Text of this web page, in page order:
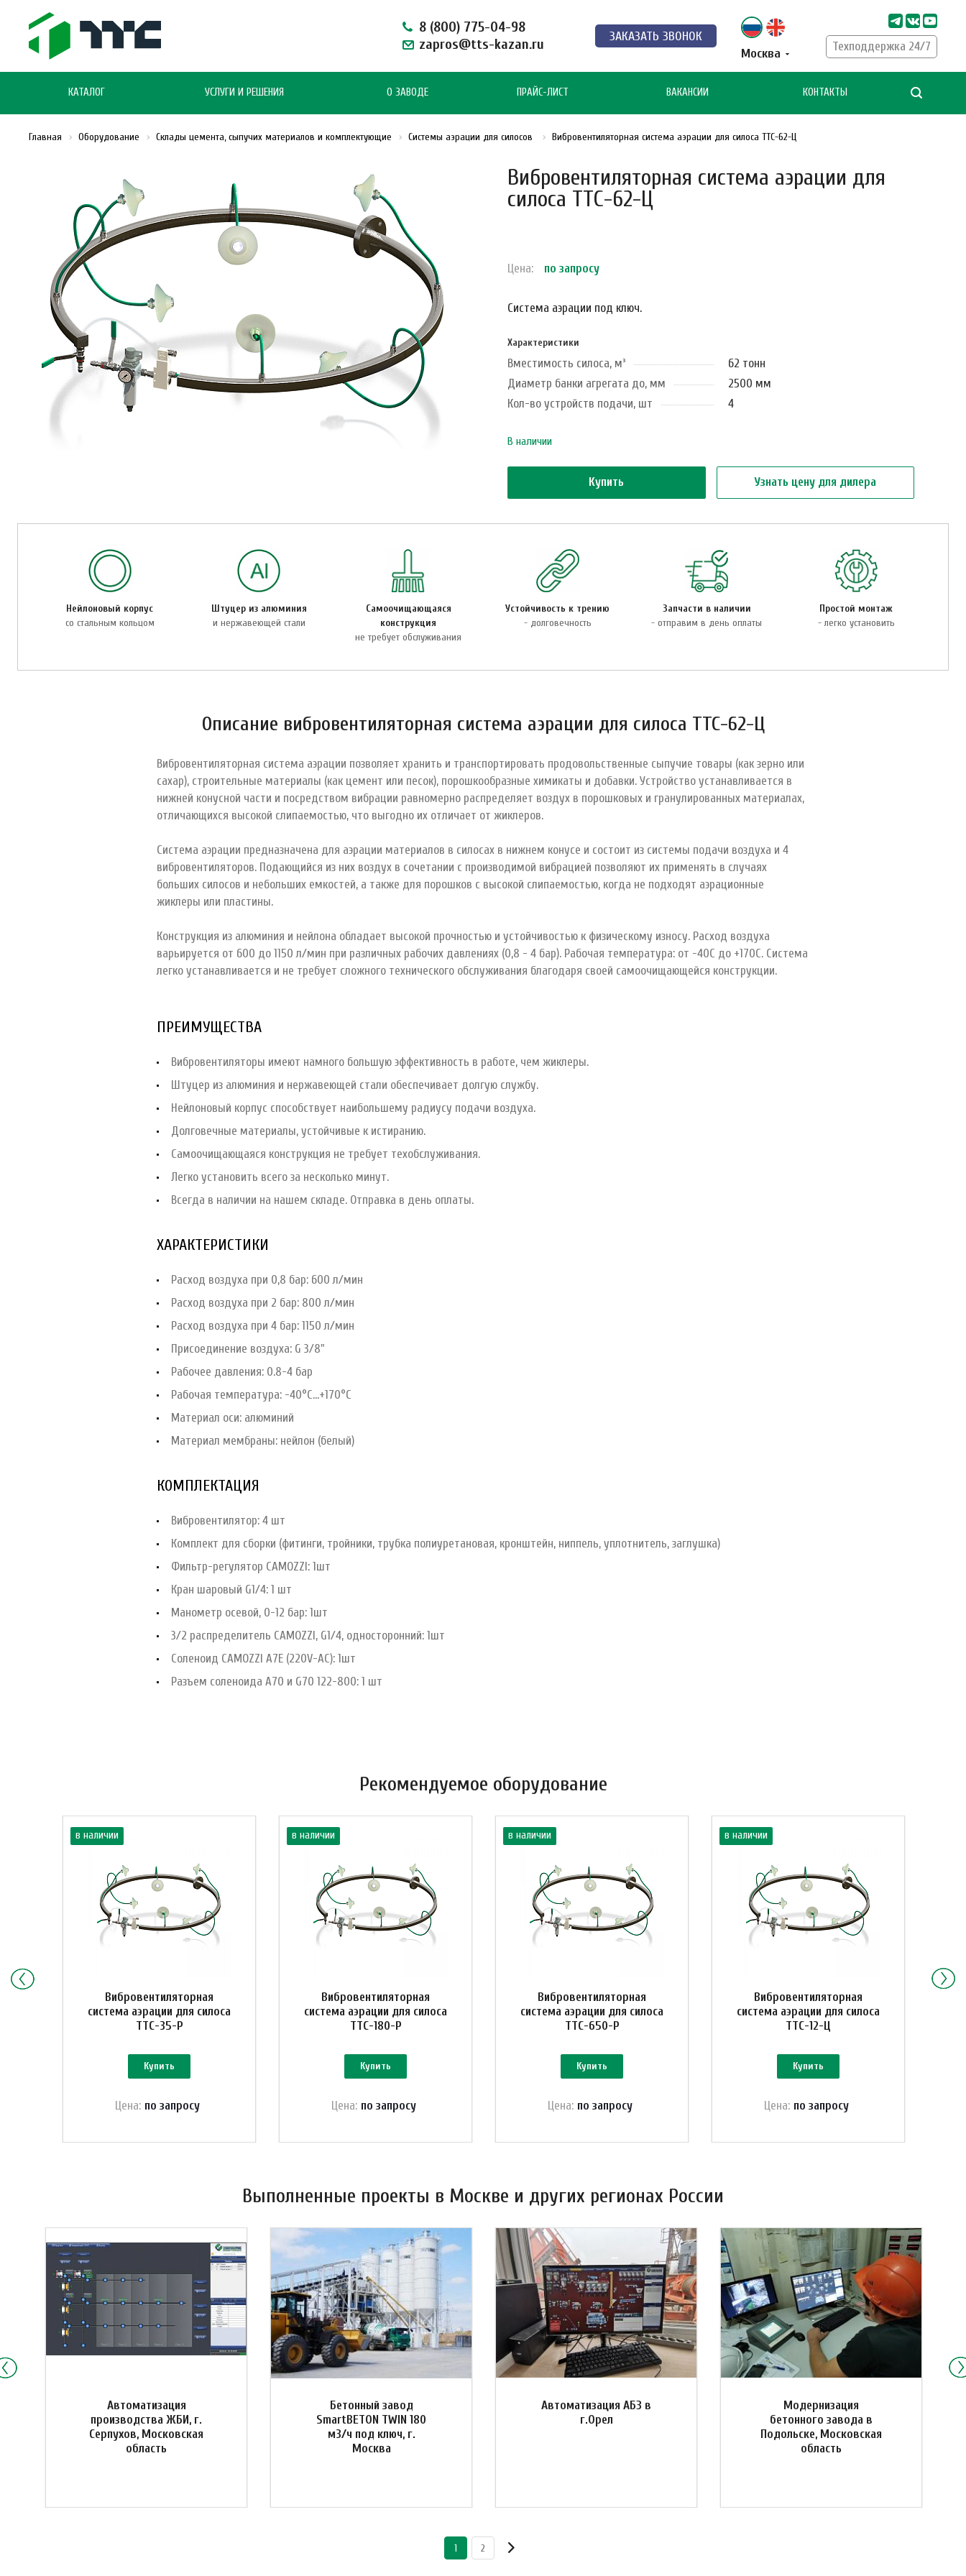
8 (800) 775-04-98
zapros@tts-kazan.ru
ЗАКАЗАТЬ ЗВОНОК
Москва
Техподдержка 24/7
КАТАЛОГ УСЛУГИ И РЕШЕНИЯ О ЗАВОДЕ ПРАЙС-ЛИСТ ВАКАНСИИ КОНТАКТЫ
Главная Оборудование Склады цемента, сыпучих материалов и комплектующие Системы аэрации для силосов Вибровентиляторная система аэрации для силоса ТТС-62-Ц
Вибровентиляторная система аэрации для
силоса ТТС-62-Ц
Цена: по запросу
Система аэрации под ключ.
Характеристики
Вместимость силоса, м³
62 тонн
Диаметр банки агрегата до, мм
2500 мм
Кол-во устройств подачи, шт
4
В наличии
Купить Узнать цену для дилера
Нейлоновый корпус
со стальным кольцом
Штуцер из алюминия
и нержавеющей стали
Самоочищающаяся
конструкция
не требует обслуживания
Устойчивость к трению
- долговечность
Запчасти в наличии
- отправим в день оплаты
Простой монтаж
- легко установить
Описание вибровентиляторная система аэрации для силоса ТТС-62-Ц
Вибровентиляторная система аэрации позволяет хранить и транспортировать продовольственные сыпучие товары (как зерно или
сахар), строительные материалы (как цемент или песок), порошкообразные химикаты и добавки. Устройство устанавливается в
нижней конусной части и посредством вибрации равномерно распределяет воздух в порошковых и гранулированных материалах,
отличающихся высокой слипаемостью, что выгодно их отличает от жиклеров.
Система аэрации предназначена для аэрации материалов в силосах в нижнем конусе и состоит из системы подачи воздуха и 4
вибровентиляторов. Подающийся из них воздух в сочетании с производимой вибрацией позволяют их применять в случаях
больших силосов и небольших емкостей, а также для порошков с высокой слипаемостью, когда не подходят аэрационные
жиклеры или пластины.
Конструкция из алюминия и нейлона обладает высокой прочностью и устойчивостью к физическому износу. Расход воздуха
варьируется от 600 до 1150 л/мин при различных рабочих давлениях (0,8 - 4 бар). Рабочая температура: от -40С до +170С. Система
легко устанавливается и не требует сложного технического обслуживания благодаря своей самоочищающейся конструкции.
ПРЕИМУЩЕСТВА
Вибровентиляторы имеют намного большую эффективность в работе, чем жиклеры.
Штуцер из алюминия и нержавеющей стали обеспечивает долгую службу.
Нейлоновый корпус способствует наибольшему радиусу подачи воздуха.
Долговечные материалы, устойчивые к истиранию.
Самоочищающаяся конструкция не требует техобслуживания.
Легко установить всего за несколько минут.
Всегда в наличии на нашем складе. Отправка в день оплаты.
ХАРАКТЕРИСТИКИ
Расход воздуха при 0,8 бар: 600 л/мин
Расход воздуха при 2 бар: 800 л/мин
Расход воздуха при 4 бар: 1150 л/мин
Присоединение воздуха: G 3/8"
Рабочее давления: 0.8-4 бар
Рабочая температура: -40°С...+170°С
Материал оси: алюминий
Материал мембраны: нейлон (белый)
КОМПЛЕКТАЦИЯ
Вибровентилятор: 4 шт
Комплект для сборки (фитинги, тройники, трубка полиуретановая, кронштейн, ниппель, уплотнитель, заглушка)
Фильтр-регулятор CAMOZZI: 1шт
Кран шаровый G1/4: 1 шт
Манометр осевой, 0-12 бар: 1шт
3/2 распределитель CAMOZZI, G1/4, односторонний: 1шт
Соленоид CAMOZZI A7E (220V-AC): 1шт
Разъем соленоида A70 и G70 122-800: 1 шт
Рекомендуемое оборудование
в наличии
Вибровентиляторная
система аэрации для силоса
ТТС-35-Р
Купить
Цена: по запросу
в наличии
Вибровентиляторная
система аэрации для силоса
ТТС-180-Р
Купить
Цена: по запросу
в наличии
Вибровентиляторная
система аэрации для силоса
ТТС-650-Р
Купить
Цена: по запросу
в наличии
Вибровентиляторная
система аэрации для силоса
ТТС-12-Ц
Купить
Цена: по запросу
Выполненные проекты в Москве и других регионах России
Автоматизация
производства ЖБИ, г.
Серпухов, Московская
область
Бетонный завод
SmartBETON TWIN 180
м3/ч под ключ, г.
Москва
Автоматизация АБЗ в
г.Орел
Модернизация
бетонного завода в
Подольске, Московская
область
1 2